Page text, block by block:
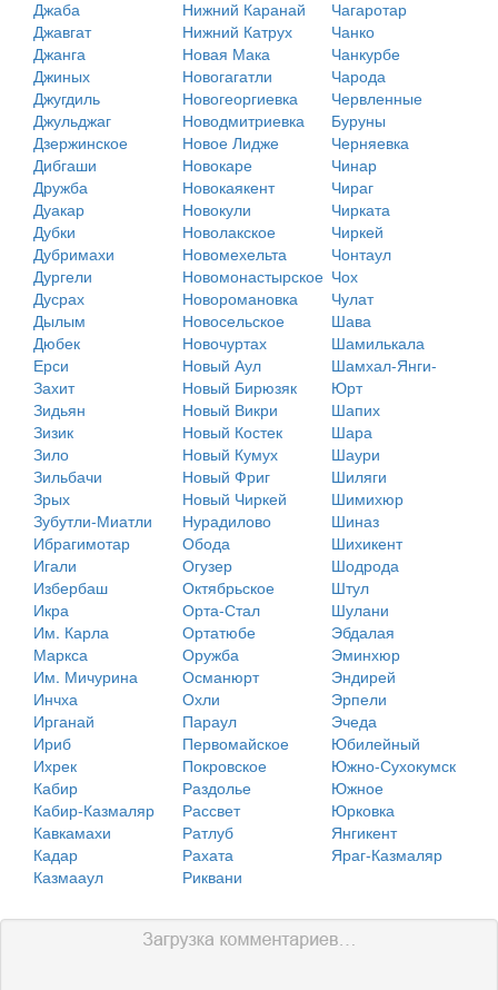
Джаба
Джавгат
Джанга
Джиных
Джугдиль
Джульджаг
Дзержинское
Дибгаши
Дружба
Дуакар
Дубки
Дубримахи
Дургели
Дусрах
Дылым
Дюбек
Ерси
Захит
Зидьян
Зизик
Зило
Зильбачи
Зрых
Зубутли-Миатли
Ибрагимотар
Игали
Избербаш
Икра
Им. Карла
Маркса
Им. Мичурина
Инчха
Ирганай
Ириб
Ихрек
Кабир
Кабир-Казмаляр
Кавкамахи
Кадар
Казмааул
Нижний Каранай
Нижний Катрух
Новая Мака
Новогагатли
Новогеоргиевка
Новодмитриевка
Новое Лидже
Новокаре
Новокаякент
Новокули
Новолакское
Новомехельта
Новомонастырское
Новоромановка
Новосельское
Новочуртах
Новый Аул
Новый Бирюзяк
Новый Викри
Новый Костек
Новый Кумух
Новый Фриг
Новый Чиркей
Нурадилово
Обода
Огузер
Октябрьское
Орта-Стал
Ортатюбе
Оружба
Османюрт
Охли
Параул
Первомайское
Покровское
Раздолье
Рассвет
Ратлуб
Рахата
Риквани
Чагаротар
Чанко
Чанкурбе
Чарода
Червленные
Буруны
Черняевка
Чинар
Чираг
Чирката
Чиркей
Чонтаул
Чох
Чулат
Шава
Шамилькала
Шамхал-Янги-
Юрт
Шапих
Шара
Шаури
Шиляги
Шимихюр
Шиназ
Шихикент
Шодрода
Штул
Шулани
Эбдалая
Эминхюр
Эндирей
Эрпели
Эчеда
Юбилейный
Южно-Сухокумск
Южное
Юрковка
Янгикент
Яраг-Казмаляр